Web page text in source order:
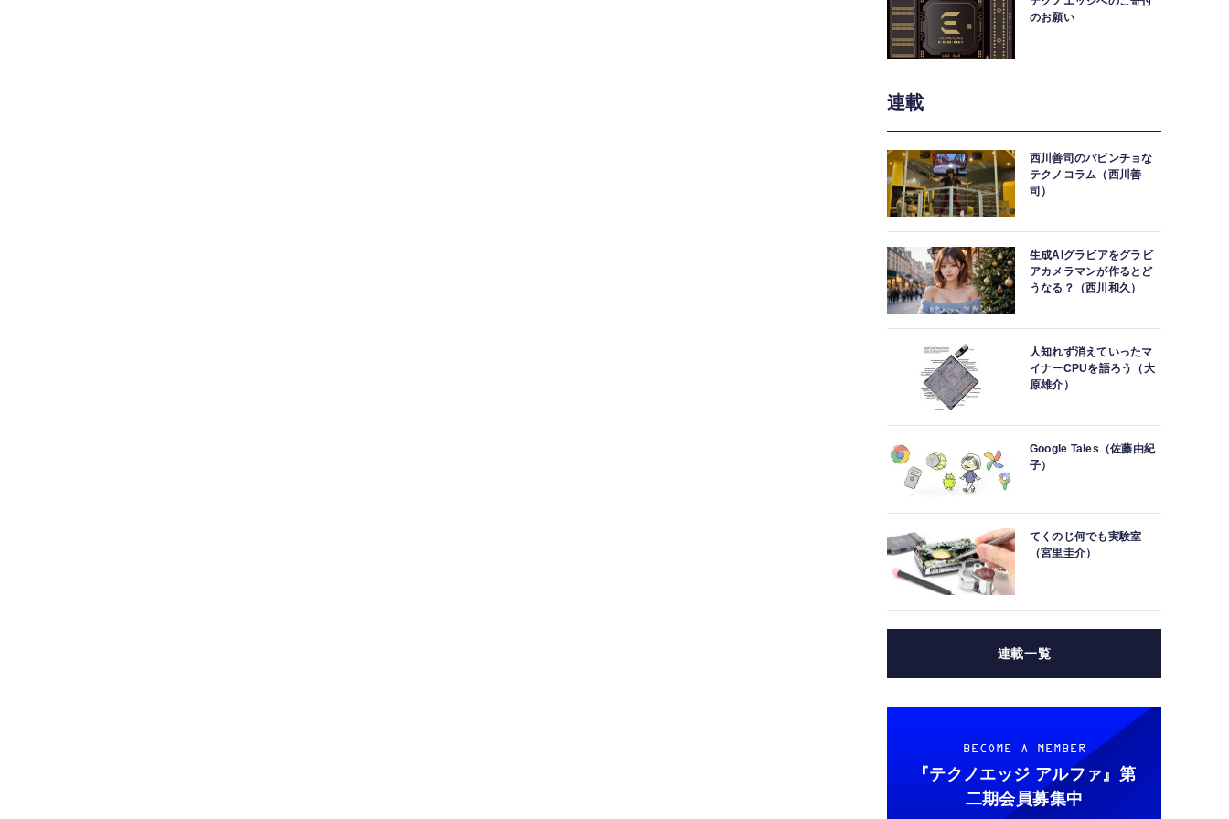
のお願い
連載
西川善司のバビンチョな
テクノコラム（西川善
司）
生成AIグラビアをグラビ
アカメラマンが作るとど
うなる？（西川和久）
人知れず消えていったマ
イナーCPUを語ろう（大
原雄介）
Google Tales（佐藤由紀
子）
てくのじ何でも実験室
（宮里圭介）
連載一覧
BECOME A MEMBER
『テクノエッジ アルファ』 第
二期会員募集中